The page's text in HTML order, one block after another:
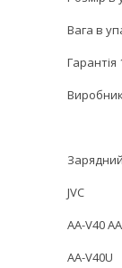
Вага в
Гарантія
JVC
AA-V40
AA-V40U